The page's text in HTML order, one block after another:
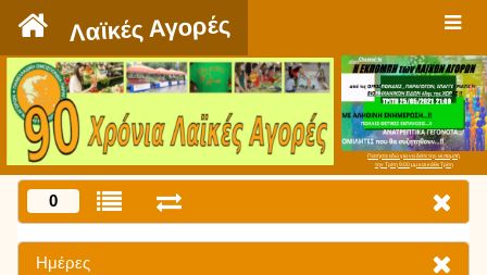
Λαϊκές Αγορές
Πατήστε εδώ για να δείτε την εκπομπή
την Τρίτη 9:00 μμ και κάθε Τρίτη
0
Ημέρες